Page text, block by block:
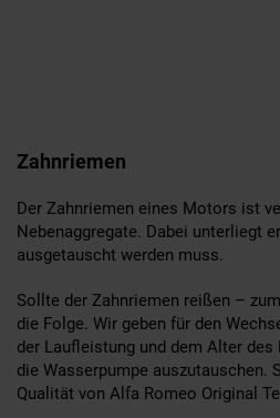
Zahnriemen
Der Zahnriemen eines Motors ist
Nebenaggregate. Dabei unterliegt
ausgetauscht werden muss.
Sollte der Zahnriemen reißen –
die Folge. Wir geben für den
der Laufleistung und dem Alter
die Wasserpumpe
Qualität von Alfa Romeo Original